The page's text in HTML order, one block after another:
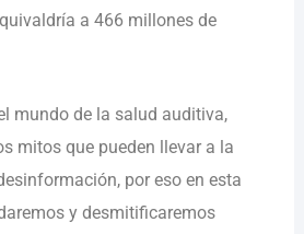
a 466 millones de
mundo de la salud auditiva,
mitos que pueden llevar a la
por eso en esta
y desmitificaremos